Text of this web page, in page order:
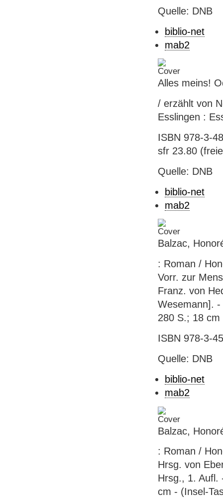
Quelle: DNB
biblio-net
mab2
Alles meins!
/ erzählt von
Esslingen :
ISBN 978-3-
sfr 23.80
Quelle: DNB
biblio-net
mab2
Balzac,
: Roman /
Vorr. zur
Franz. von
Wesemann].
280 S.; 18 cm
ISBN 978-3-
Quelle: DNB
biblio-net
mab2
Balzac,
: Roman /
Hrsg. von
Hrsg., 1. Aufl.
cm - (Insel-